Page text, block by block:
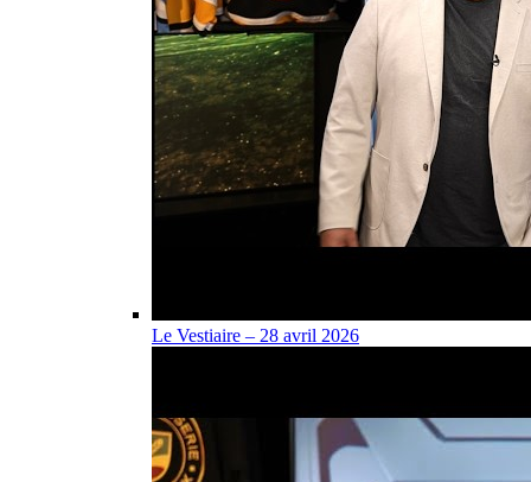
Le Vestiaire – 28 avril 2026